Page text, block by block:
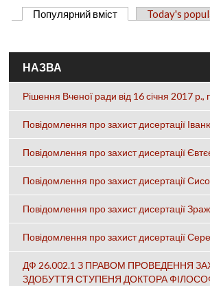
Популярний вміст (активна вкладка)
Today's
НАЗВА
Рішення Вченої ради від 16 січня 2017
Повідомлення про захист дисертації
Повідомлення про захист дисертації
Повідомлення про захист дисертації
Повідомлення про захист дисертації
Повідомлення про захист дисертації
ДФ 26.002.1 З ПРАВОМ ПРОВЕДЕННЯ
ЗДОБУТТЯ СТУПЕНЯ ДОКТОРА